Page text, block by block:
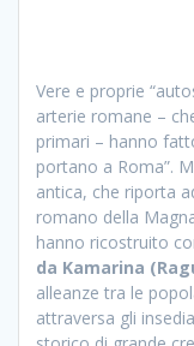
Vere e proprie
arterie romane –
primari – hanno
portano a Roma”.
antica, che riporta
romano della
hanno ricostruito
da Kamarina
alleanze tra le
attraversa gli